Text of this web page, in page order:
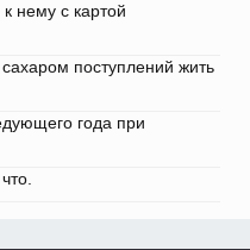
нему с картой
поступлений жить
года при